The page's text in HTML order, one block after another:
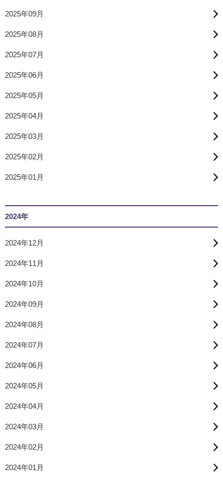
2025年09月
2025年08月
2025年07月
2025年06月
2025年05月
2025年04月
2025年03月
2025年02月
2025年01月
2024年
2024年12月
2024年11月
2024年10月
2024年09月
2024年08月
2024年07月
2024年06月
2024年05月
2024年04月
2024年03月
2024年02月
2024年01月